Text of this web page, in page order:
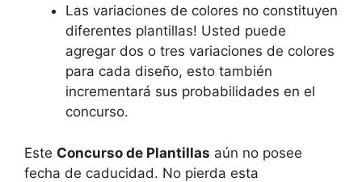
Las variaciones de colores no constituyen
diferentes plantillas! Usted puede
agregar dos o tres variaciones de colores
para cada diseño, esto también
incrementará sus probabilidades en el
concurso.
Este Concurso de Plantillas aún no posee
fecha de caducidad. No pierda esta